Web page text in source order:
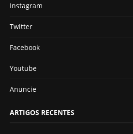
Instagram
Twitter
Facebook
Youtube
Anuncie
ARTIGOS RECENTES